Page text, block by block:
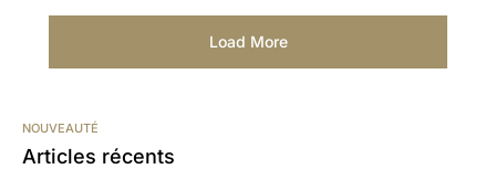
Load More
NOUVEAUTÉ
Articles récents